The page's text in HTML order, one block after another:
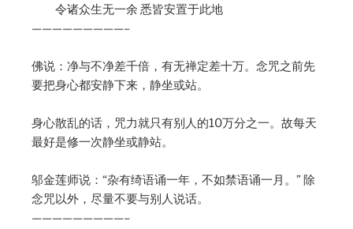
令诸众生无一余 悉皆安置于此地
—————————–
佛说：净与不净差千倍，有无禅定差十万。念咒之前先
要把身心都安静下来，静坐或站。
身心散乱的话，咒力就只有别人的10万分之一。故每天
最好是修一次静坐或静站。
邬金莲师说：“杂有绮语诵一年，不如禁语诵一月。” 除
念咒以外，尽量不要与别人说话。
—————————–